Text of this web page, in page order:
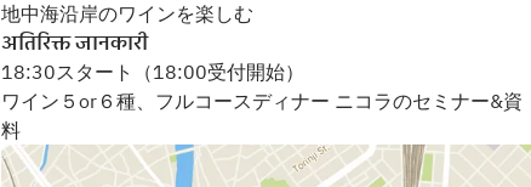
地中海沿岸のワインを楽しむ
अतिरिक्त जानकारी
18:30スタート（18:00受付開始）
ワイン５or６種、フルコースディナー ニコラのセミナー&資
料